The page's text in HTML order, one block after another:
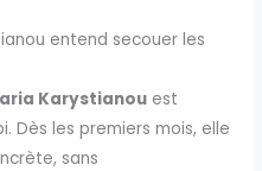
entend secouer les
Karystianou est
Dès les premiers mois, elle
sans